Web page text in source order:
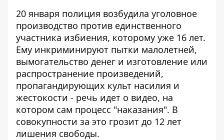
20 января полиция возбудила уголовное
производство против единственного
участника избиения, которому уже 16 лет.
Ему инкриминируют пытки малолетней,
вымогательство денег и изготовление или
распространение произведений,
пропагандирующих культ насилия и
жестокости - речь идет о видео, на
котором сам процесс "наказания". В
совокупности за это грозит до 12 лет
лишения свободы.